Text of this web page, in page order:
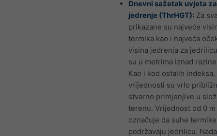
Dnevni sažetak uvjeta za
jedrenje (ThrHGT): Za
prikazane su najveće
termika kao i najveća
visina jedrenja za
su u metrima iznad
Kao i kod ostalih indeksa,
vrijednosti su vrlo
stvarno primjenjive u
terenu. Vrijednost od 0 m
označuje da suhe
podržavaju jedrilicu.